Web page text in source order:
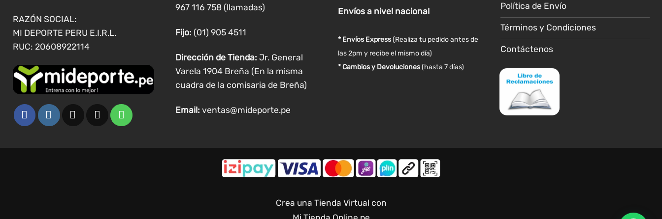
RAZÓN SOCIAL:
MI DEPORTE PERU E.I.R.L.
RUC: 20608922114
967 116 758 (llamadas)
Fijo: (01) 905 4511
Dirección de Tienda: Jr. General
Varela 1904 Breña (En la misma
cuadra de la comisaria de Breña)
Email: ventas@mideporte.pe
Envíosa nivel nacional
* Envíos Express(Realiza tu pedido antes de
las 2pm y recibe el mismo día)
* Cambios y Devoluciones (hasta 7 días)
Política de Envío
Términos y Condiciones
Contáctenos
Crea una Tienda Virtual con